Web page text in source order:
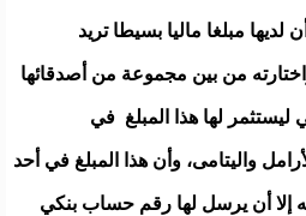
مبلغا ماليا بسيطا تريد
من بين مجموعة من أصدقائها
ليستثمر لها هذا المبلغ في
واليتامى، وأن هذا المبلغ في أحد
إلا أن يرسل لها رقم حساب بنكي